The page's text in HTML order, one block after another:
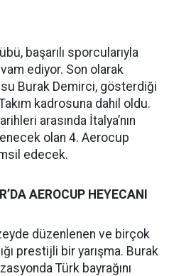
başarılı sporcularıyla
ediyor. Son olarak
Burak Demirci, gösterdiği
kadrosuna dahil oldu.
arasında İtalya’nın
olan 4. Aerocup
edecek.
AEROCUP HEYECANI
düzenlenen ve birçok
prestijli bir yarışma. Burak
Türk bayrağını